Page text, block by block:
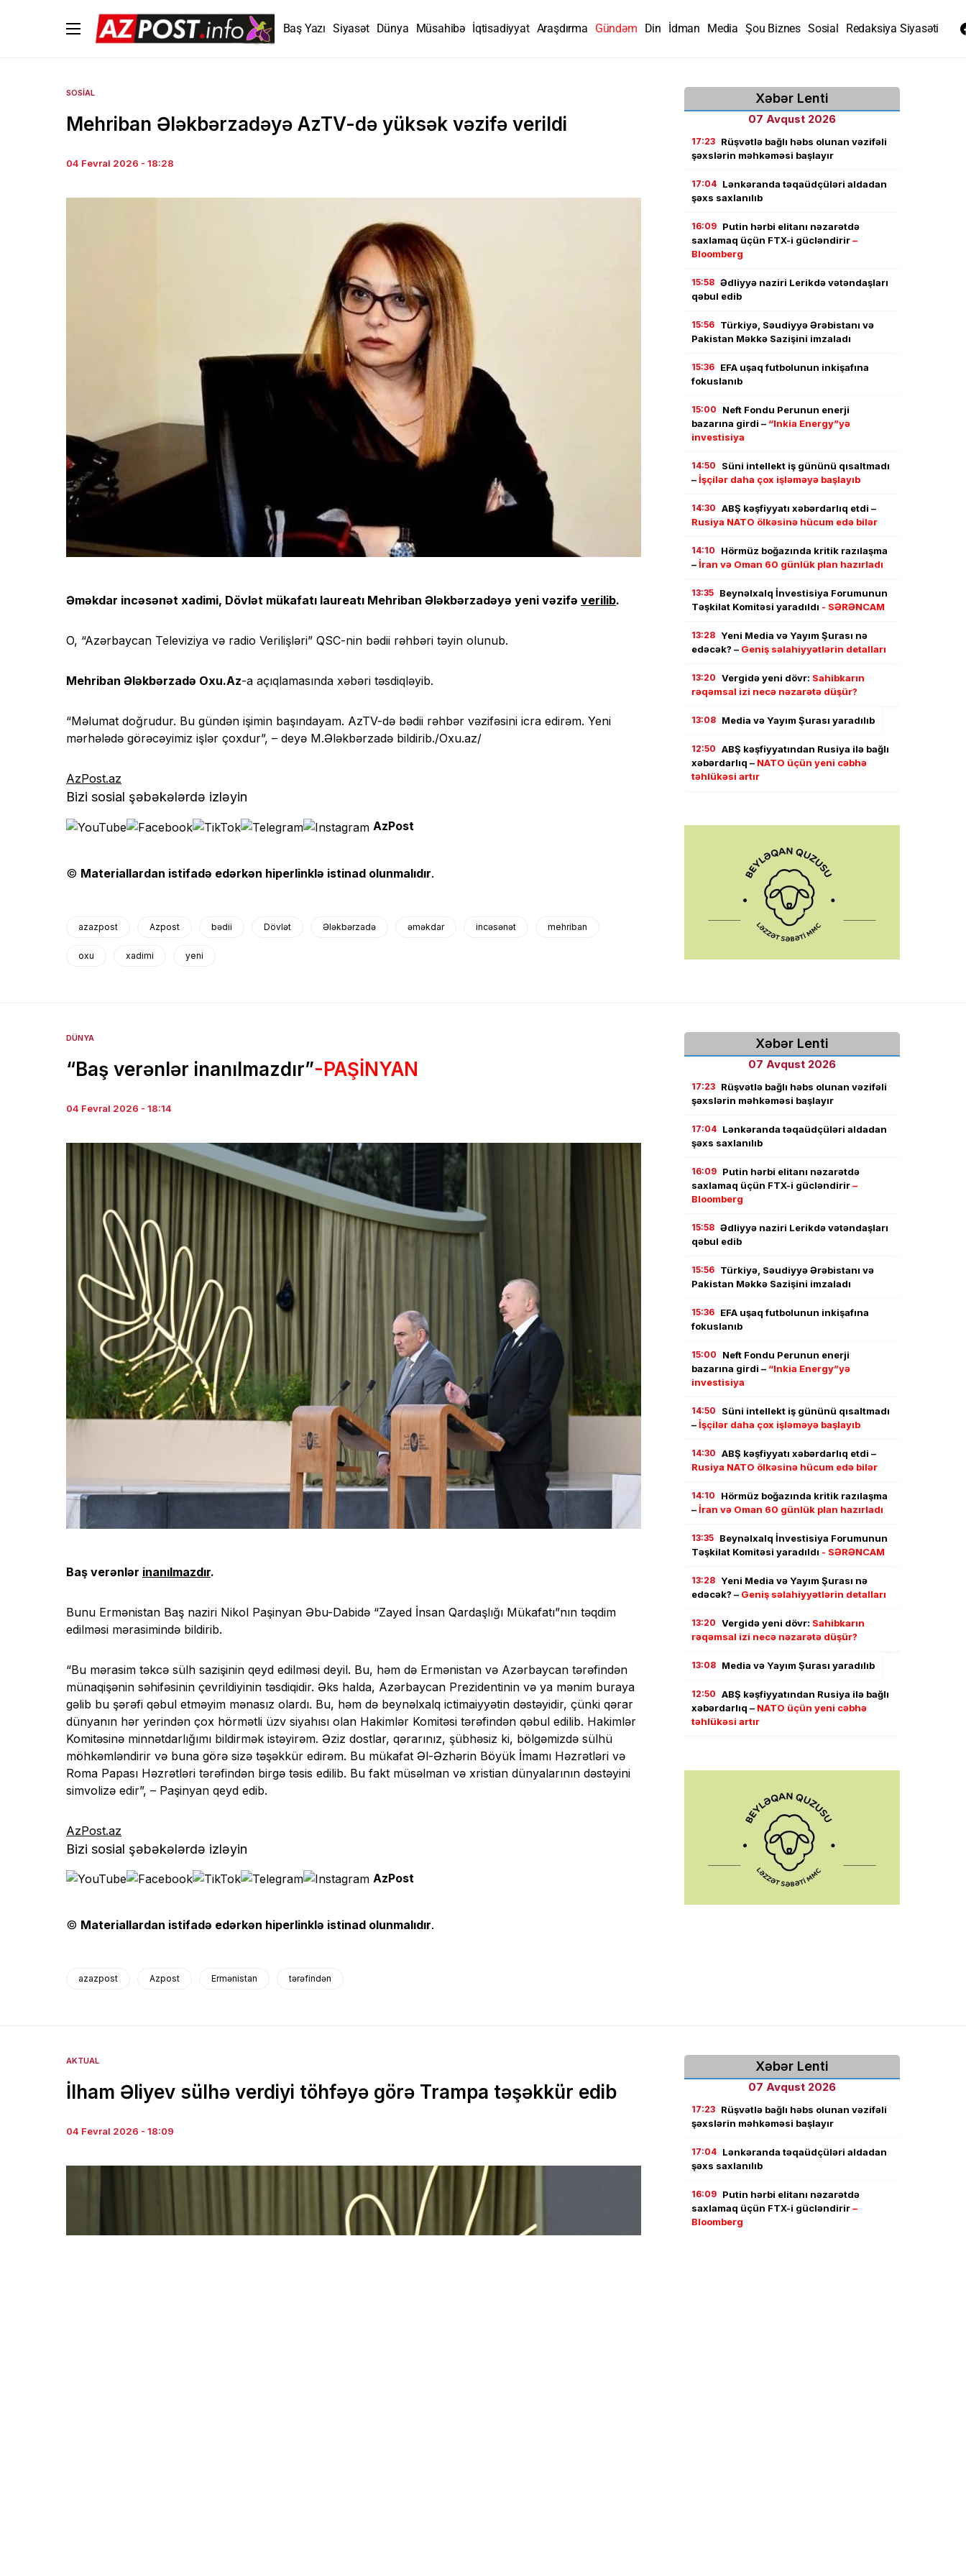
Baş Yazı Siyasət Dünya Müsahibə İqtisadiyyat Araşdırma Gündəm Din İdman Media Şou Biznes Sosial Redaksiya Siyasəti
SOSIAL
Mehriban Ələkbərzadəyə AzTV-də yüksək vəzifə verildi
04 Fevral 2026 - 18:28
Əməkdar incəsənət xadimi, Dövlət mükafatı laureatı Mehriban Ələkbərzadəyə yeni vəzifə verilib.
O, “Azərbaycan Televiziya və radio Verilişləri” QSC-nin bədii rəhbəri təyin olunub.
Mehriban Ələkbərzadə Oxu.Az-a açıqlamasında xəbəri təsdiqləyib.
“Məlumat doğrudur. Bu gündən işimin başındayam. AzTV-də bədii rəhbər vəzifəsini icra edirəm. Yeni
mərhələdə görəcəyimiz işlər çoxdur”, – deyə M.Ələkbərzadə bildirib./Oxu.az/
AzPost.az
Bizi sosial şəbəkələrdə izləyin
AzPost
© Materiallardan istifadə edərkən hiperlinklə istinad olunmalıdır.
azazpost Azpost bədii Dövlət Ələkbərzadə əməkdar incəsənət mehriban
oxu xadimi yeni
Xəbər Lenti
07 Avqust 2026
17:23 Rüşvətlə bağlı həbs olunan vəzifəli
şəxslərin məhkəməsi başlayır
17:04 Lənkəranda təqaüdçüləri aldadan
şəxs saxlanılıb
16:09 Putin hərbi elitanı nəzarətdə
saxlamaq üçün FTX-i gücləndirir–
Bloomberg
15:58 Ədliyyə naziri Lerikdə vətəndaşları
qəbul edib
15:56 Türkiyə, Səudiyyə Ərəbistanı və
Pakistan Məkkə Sazişini imzaladı
15:36 EFA uşaq futbolunun inkişafına
fokuslanıb
15:00
Neft Fondu Perunun enerji
bazarına girdi – “Inkia Energy”yə
investisiya
14:50
Süni intellekt iş gününü qısaltmadı
–İşçilər daha çox işləməyə başlayıb
14:30 ABŞ kəşfiyyatı xəbərdarlıq etdi –
Rusiya NATO ölkəsinə hücum edə bilər
14:10
Hörmüz boğazında kritik razılaşma
–İran və Oman 60 günlük plan hazırladı
13:35 Beynəlxalq İnvestisiya Forumunun
Təşkilat Komitəsi yaradıldı - SƏRƏNCAM
13:28 Yeni Media və Yayım Şurası nə
edəcək? – Geniş səlahiyyətlərin detalları
13:20 Vergidə yeni dövr: Sahibkarın
rəqəmsal izi necə nəzarətə düşür?
13:08 Media və Yayım Şurası yaradılıb
12:50 ABŞ kəşfiyyatından Rusiya ilə bağlı
xəbərdarlıq – NATO üçün yeni cəbhə
təhlükəsi artır
DÜNYA
“Baş verənlər inanılmazdır”-PAŞİNYAN
04 Fevral 2026 - 18:14
Baş verənlər inanılmazdır.
Bunu Ermənistan Baş naziri Nikol Paşinyan Əbu-Dabidə “Zayed İnsan Qardaşlığı Mükafatı”nın təqdim
edilməsi mərasimində bildirib.
“Bu mərasim təkcə sülh sazişinin qeyd edilməsi deyil. Bu, həm də Ermənistan və Azərbaycan tərəfindən
münaqişənin səhifəsinin çevrildiyinin təsdiqidir. Əks halda, Azərbaycan Prezidentinin və ya mənim buraya
gəlib bu şərəfi qəbul etməyim mənasız olardı. Bu, həm də beynəlxalq ictimaiyyətin dəstəyidir, çünki qərar
dünyanın hər yerindən çox hörmətli üzv siyahısı olan Hakimlər Komitəsi tərəfindən qəbul edilib. Hakimlər
Komitəsinə minnətdarlığımı bildirmək istəyirəm. Əziz dostlar, qərarınız, şübhəsiz ki, bölgəmizdə sülhü
möhkəmləndirir və buna görə sizə təşəkkür edirəm. Bu mükafat Əl-Əzhərin Böyük İmamı Həzrətləri və
Roma Papası Həzrətləri tərəfindən birgə təsis edilib. Bu fakt müsəlman və xristian dünyalarının dəstəyini
simvolizə edir”, – Paşinyan qeyd edib.
AzPost.az
Bizi sosial şəbəkələrdə izləyin
AzPost
© Materiallardan istifadə edərkən hiperlinklə istinad olunmalıdır.
azazpost Azpost Ermənistan tərəfindən
Xəbər Lenti
07 Avqust 2026
17:23 Rüşvətlə bağlı həbs olunan vəzifəli
şəxslərin məhkəməsi başlayır
17:04 Lənkəranda təqaüdçüləri aldadan
şəxs saxlanılıb
16:09 Putin hərbi elitanı nəzarətdə
saxlamaq üçün FTX-i gücləndirir–
Bloomberg
15:58 Ədliyyə naziri Lerikdə vətəndaşları
qəbul edib
15:56 Türkiyə, Səudiyyə Ərəbistanı və
Pakistan Məkkə Sazişini imzaladı
15:36 EFA uşaq futbolunun inkişafına
fokuslanıb
15:00
Neft Fondu Perunun enerji
bazarına girdi – “Inkia Energy”yə
investisiya
14:50
Süni intellekt iş gününü qısaltmadı
–İşçilər daha çox işləməyə başlayıb
14:30 ABŞ kəşfiyyatı xəbərdarlıq etdi –
Rusiya NATO ölkəsinə hücum edə bilər
14:10
Hörmüz boğazında kritik razılaşma
–İran və Oman 60 günlük plan hazırladı
13:35 Beynəlxalq İnvestisiya Forumunun
Təşkilat Komitəsi yaradıldı - SƏRƏNCAM
13:28 Yeni Media və Yayım Şurası nə
edəcək? – Geniş səlahiyyətlərin detalları
13:20 Vergidə yeni dövr: Sahibkarın
rəqəmsal izi necə nəzarətə düşür?
13:08 Media və Yayım Şurası yaradılıb
12:50 ABŞ kəşfiyyatından Rusiya ilə bağlı
xəbərdarlıq – NATO üçün yeni cəbhə
təhlükəsi artır
AKTUAL
İlham Əliyev sülhə verdiyi töhfəyə görə Trampa təşəkkür edib
04 Fevral 2026 - 18:09
Xəbər Lenti
07 Avqust 2026
17:23 Rüşvətlə bağlı həbs olunan vəzifəli
şəxslərin məhkəməsi başlayır
17:04 Lənkəranda təqaüdçüləri aldadan
şəxs saxlanılıb
16:09 Putin hərbi elitanı nəzarətdə
saxlamaq üçün FTX-i gücləndirir–
Bloomberg